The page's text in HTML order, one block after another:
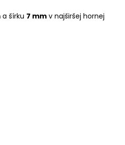
a šírku 7 mm v najširšej hornej